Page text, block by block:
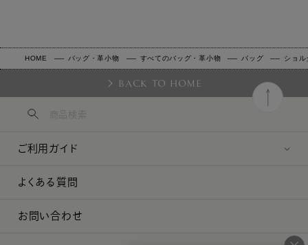
HOME バッグ・革小物 すべてのバッグ・革小物 バッグ ショル
BACK TO HOME
ご利用ガイド
よくある質問
お問い合わせ